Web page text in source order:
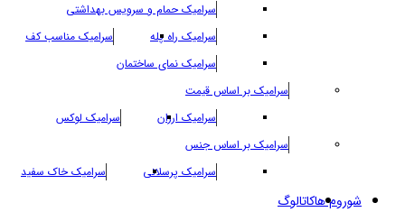
سرامیک حمام و سرویس بهداشتی
سرامیک راه پله
سرامیک مناسب کف
سرامیک نمای ساختمان
سرامیک بر اساس قیمت
سرامیک ارزان
سرامیک لوکس
سرامیک بر اساس جنس
سرامیک پرسلانی
سرامیک خاک سفید
شوروم هاکاتالوگ